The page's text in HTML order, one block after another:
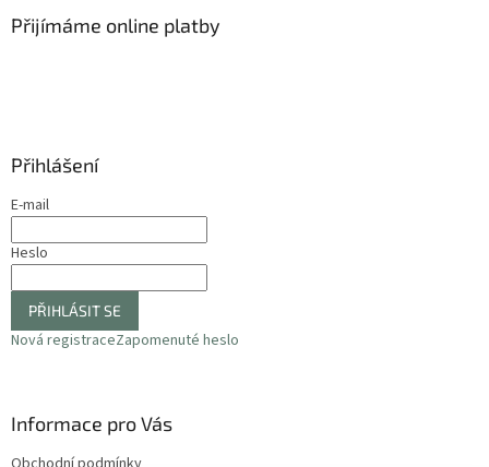
Přijímáme online platby
Přihlášení
E-mail
Heslo
PŘIHLÁSIT SE
Nová registraceZapomenuté heslo
Informace pro Vás